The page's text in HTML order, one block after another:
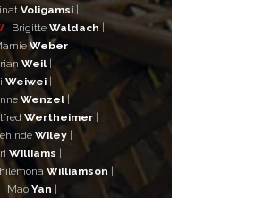
Voligamsi
Brigitte Waldach|
Weber
Weil
Weiwei
Wenzel|
Wertheimer
Wiley
Williams
Williamson
Mao Yan